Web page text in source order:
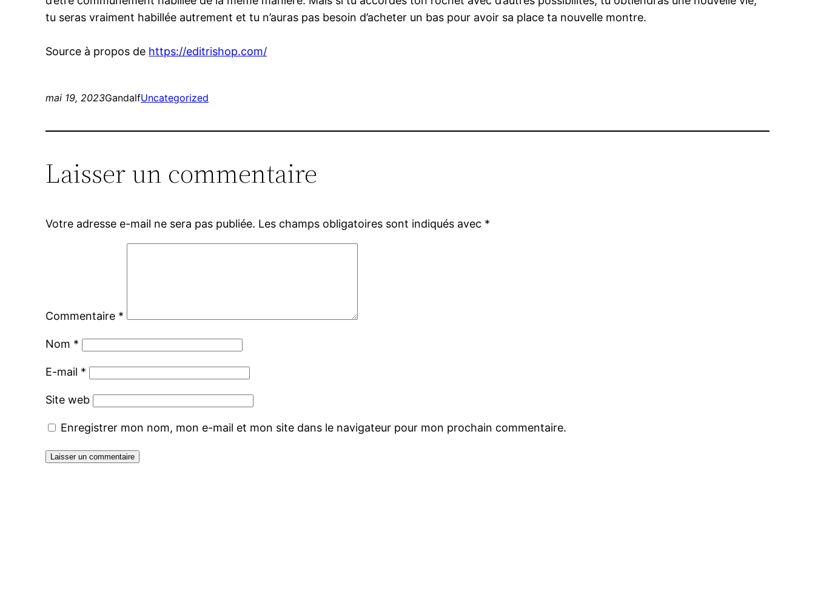
tu seras vraiment habillée autrement et tu n’auras pas besoin d’acheter un bas pour avoir sa place ta nouvelle montre.
Source à propos de https://editrishop.com/
mai 19, 2023GandalfUncategorized
Laisser un commentaire
Votre adresse e-mail ne sera pas publiée. Les champs obligatoires sont indiqués avec *
Commentaire *
Nom *
E-mail *
Site web
Enregistrer mon nom, mon e-mail et mon site dans le navigateur pour mon prochain commentaire.